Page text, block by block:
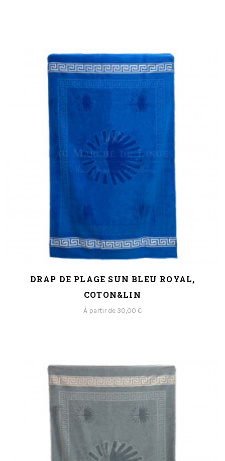
DRAP DE PLAGE SUN BLEU ROYAL,
COTON&LIN
À partir de 30,00 €